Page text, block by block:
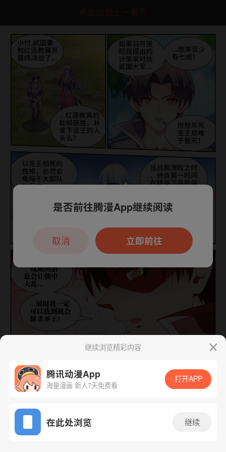
点击加载上一章节
App免费看
下一话 腾漫App免费看
继续浏览精彩内容
腾讯动漫App
海量漫画 新人7天免费看
打开APP
在此处浏览 继续
本章节仅支持App阅读，可打开App新用
户7天免费看
是否前往腾漫App继续阅读
立即前往
取消